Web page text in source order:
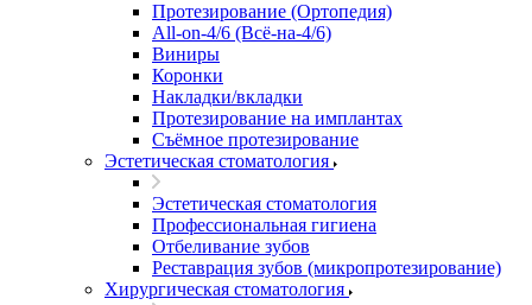
Протезирование (Ортопедия)
All-on-4/6 (Всё-на-4/6)
Виниры
Коронки
Накладки/вкладки
Протезирование на имплантах
Съёмное протезирование
Эстетическая стоматология
Эстетическая стоматология
Профессиональная гигиена
Отбеливание зубов
Реставрация зубов (микропротезирование)
Хирургическая стоматология